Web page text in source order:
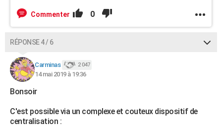
Commenter 0
RÉPONSE 4 / 6
Carminas 2 047
14 mai 2019 à 19:36
Bonsoir
C'est possible via un complexe et couteux dispositif de
centralisation :